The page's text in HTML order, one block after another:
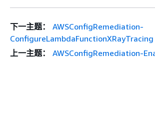
下一主题：
AWSConfigRemediation-
ConfigureLambdaFunctionXRayTracing
上一主题：
AWSConfigRemediation-